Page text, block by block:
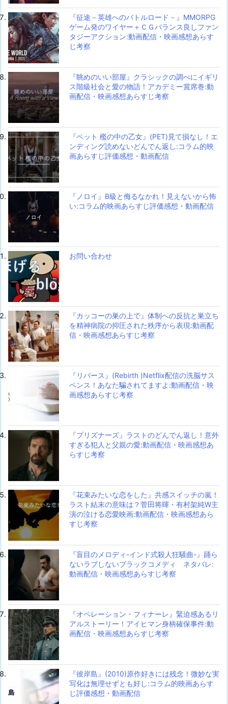
『征途－英雄へのバトルロード－』MMORPG
ゲーム発のワイヤー＋ＣＧバランス良しファン
タジーアクション:動画配信・映画感想あらす
じ考察
『眺めのいい部屋』クラシックの調べにイギリ
ス階級社会と愛の物語！アカデミー賞席巻:動
画配信・映画感想あらすじ考察
『ペット 檻の中の乙女』(PET)見て損なし！エ
ンディング読めないどんでん返し:コラム的映
画あらすじ評価感想・動画配信
『ノロイ』B級と侮るなかれ！見えないから怖
い:コラム的映画あらすじ評価感想・動画配信
お問い合わせ
『カッコーの巣の上で』体制への反抗と巣立ち
を精神病院の抑圧された秩序から表現:動画配
信・映画感想あらすじ考察
『リバース』(Rebirth )Netflix配信の洗脳サス
ペンス！あなた騙されてますよ:動画配信・映
画感想あらすじ考察
『プリズナーズ』ラストのどんでん返し！意外
すぎる犯人と父親の愛:動画配信・映画感想あ
らすじ考察
『花束みたいな恋をした』共感スイッチの嵐！
ラスト結末の意味は？菅田将暉・有村架純W主
演の泣ける恋愛映画:動画配信・映画感想あら
すじ考察
『盲目のメロディ-インド式殺人狂騒曲-』踊ら
ないラブしないブラックコメディ ネタバレ:
動画配信・映画感想あらすじ考察
『オペレーション・フィナーレ』緊迫感あるリ
アルストーリー！アイヒマン身柄確保事件:動
画配信・映画感想あらすじ考察
『彼岸島』(2010)原作好きには残念！微妙な実
写化は無理せずとも好し:コラム的映画あらす
じ評価感想・動画配信